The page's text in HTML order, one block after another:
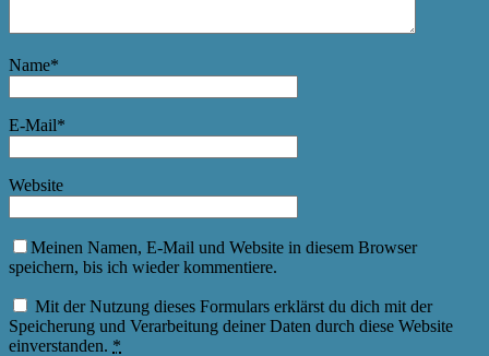
Name*
E-Mail*
Website
Meinen Namen, E-Mail und Website in diesem Browser
speichern, bis ich wieder kommentiere.
Mit der Nutzung dieses Formulars erklärst du dich mit der
Speicherung und Verarbeitung deiner Daten durch diese Website
einverstanden. *